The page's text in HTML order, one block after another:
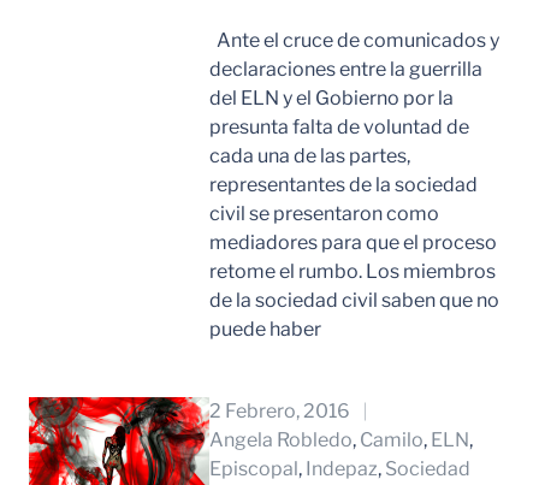
Ante el cruce de comunicados y
declaraciones entre la guerrilla
del ELN y el Gobierno por la
presunta falta de voluntad de
cada una de las partes,
representantes de la sociedad
civil se presentaron como
mediadores para que el proceso
retome el rumbo. Los miembros
de la sociedad civil saben que no
puede haber
2 Febrero, 2016
Angela Robledo, Camilo, ELN
Episcopal , Indepaz, Sociedad